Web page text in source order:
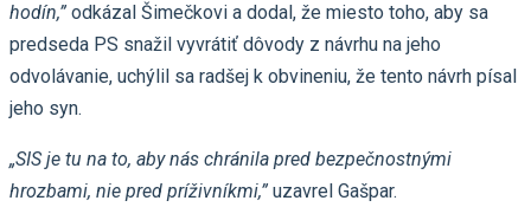
hodín,” odkázal Šimečkovi a dodal, že miesto toho, aby sa
predseda PS snažil vyvrátiť dôvody z návrhu na jeho
odvolávanie, uchýlil sa radšej k obvineniu, že tento návrh písal
jeho syn.
„SIS je tu na to, aby nás chránila pred bezpečnostnými
hrozbami, nie pred príživníkmi,” uzavrel Gašpar.